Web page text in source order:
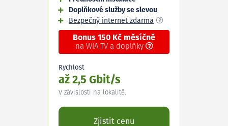
Doplňkové služby se slevou
Bezpečný internet zdarma
Bonus 150 Kč měsíčně
na WIA TV a doplňky
Rychlost
až 2,5 Gbit/s
V závislosti na lokalitě.
Zjistit cenu